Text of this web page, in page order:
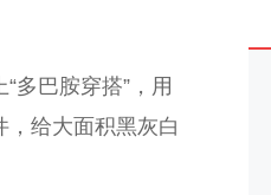
多巴胺穿搭”，用
给大面积黑灰白